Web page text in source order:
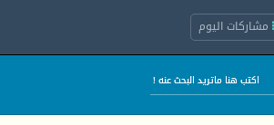
مشاركات اليوم